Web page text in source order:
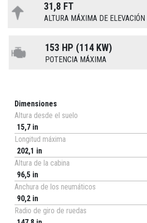
31,8 FT
ALTURA MÁXIMA DE ELEVACIÓN
153 HP (114 KW)
POTENCIA MÁXIMA
Dimensiones
Altura desde el suelo
15,7 in
Longitud máxima
202,1 in
Altura de la cabina
96,5 in
Anchura de los neumáticos
90,2 in
Radio de giro de ruedas